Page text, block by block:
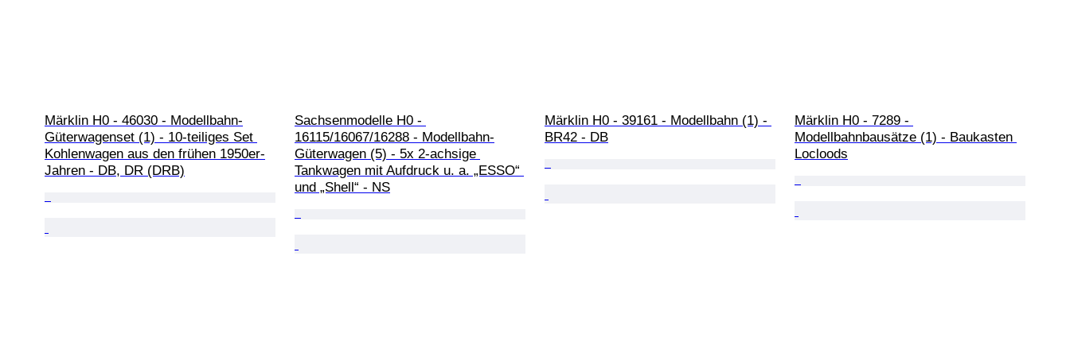
Märklin H0 - 46030 - Modellbahn-
Güterwagenset (1) - 10-teiliges Set
Kohlenwagen aus den frühen 1950er-
Jahren - DB, DR (DRB)
Sachsenmodelle H0 -
16115/16067/16288 - Modellbahn-
Güterwagen (5) - 5x 2-achsige
Tankwagen mit Aufdruck u. a. „ESSO“
und „Shell“ - NS
Märklin H0 - 39161 - Modellbahn (1) -
BR42 - DB
Märklin H0 - 7289 -
Modellbahnbausätze (1) - Baukasten
Locloods